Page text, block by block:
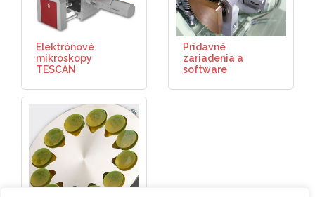
Elektrónové
mikroskopy
TESCAN
Prídavné
zariadenia a
software